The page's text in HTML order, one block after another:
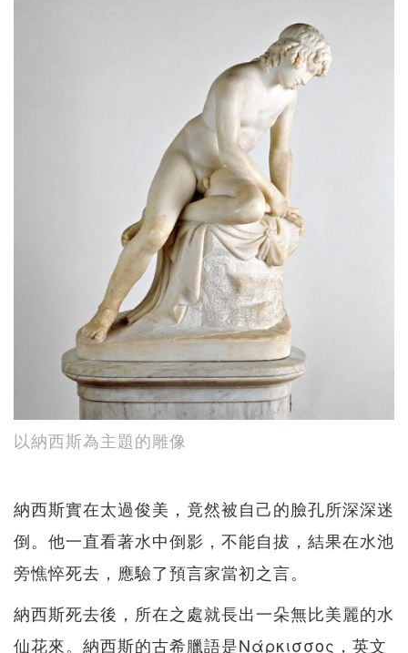
以納西斯為主題的雕像
納西斯實在太過俊美，竟然被自己的臉孔所深深迷
倒。他一直看著水中倒影，不能自拔，結果在水池
旁憔悴死去，應驗了預言家當初之言。
納西斯死去後，所在之處就長出一朵無比美麗的水
仙花來。納西斯的古希臘語是Νάρκισσος，英文